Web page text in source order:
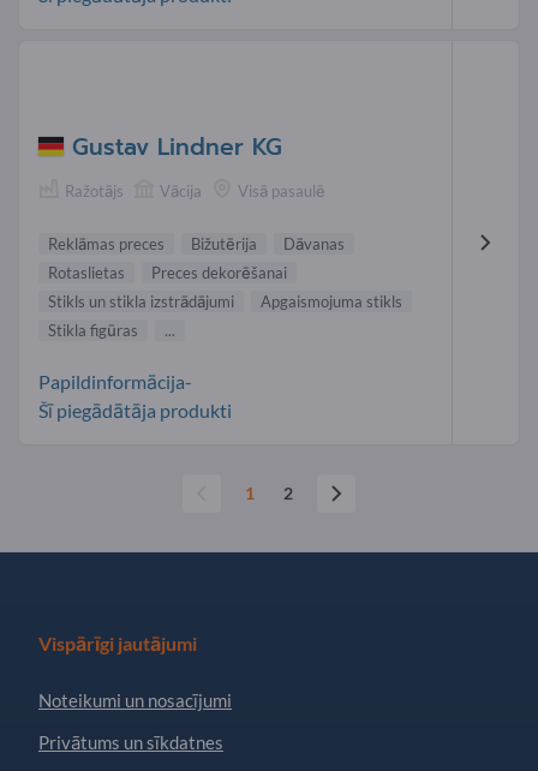
Gustav Lindner KG
Ražotājs Vācija Visā pasaulē
Reklāmas preces Bižutērija
Dāvanas
Rotaslietas
Preces dekorēšanai
Stikls un stikla izstrādājumi
Apgaismojuma stikls
Stikla figūras
...
Papildinformācija-
Šī piegādātāja produkti
1 2
Vispārīgi jautājumi
Noteikumi un nosacījumi
Privātums un sīkdatnes